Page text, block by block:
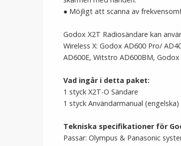
● Möjligt att scanna av
Godox X2T Radiosändare kan
Wireless X: Godox AD600 Pro/
AD600E, Witstro AD600BM,
Vad ingår i detta paket:
1 styck X2T-O Sändare
1 styck Användarmanual (engelska)
Tekniska specifikationer för
Passar: Olympus & Panasonic